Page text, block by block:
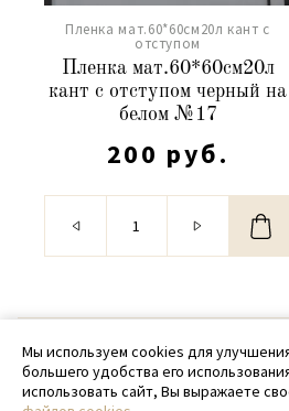
Пленка мат.60*60см20л кант с
отступом
Пленка мат.60*60см20л
кант с отступом черный на
белом №17
200 руб.
© 2020 - 2026
+ 7 (918)
Мы используем cookies для
большего удобства его
использовать сайт, Вы выражаете